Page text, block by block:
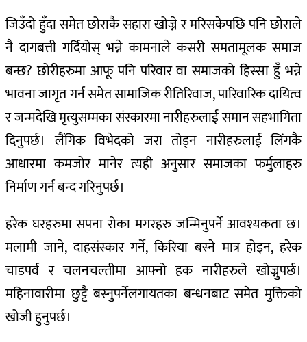
जिउँदो हुँदा समेत छोराकै सहारा खोज्ने र मरिसकेपछि पनि छोराले
नै दागबत्ती गर्दियोस् भन्ने कामनाले कसरी समतामूलक समाज
बन्छ? छोरीहरुमा आफू पनि परिवार वा समाजको हिस्सा हुँ भन्ने
भावना जागृत गर्न समेत सामाजिक रीतिरिवाज, पारिवारिक दायित्व
र जन्मदेखि मृत्युसम्मका संस्कारमा नारीहरुलाई समान सहभागिता
दिनुपर्छ। लैंगिक विभेदको जरा तोड्न नारीहरुलाई लिंगकै
आधारमा कमजोर मानेर त्यही अनुसार समाजका फर्मुलाहरु
निर्माण गर्न बन्द गरिनुपर्छ।
हरेक घरहरुमा सपना रोका मगरहरु जन्मिनुपर्ने आवश्यकता छ।
मलामी जाने, दाहसंस्कार गर्ने, किरिया बस्ने मात्र होइन, हरेक
चाडपर्व र चलनचल्तीमा आफ्नो हक नारीहरुले खोज्नुपर्छ।
महिनावारीमा छुट्टै बस्नुपर्नेलगायतका बन्धनबाट समेत मुक्तिको
खोजी हुनुपर्छ।